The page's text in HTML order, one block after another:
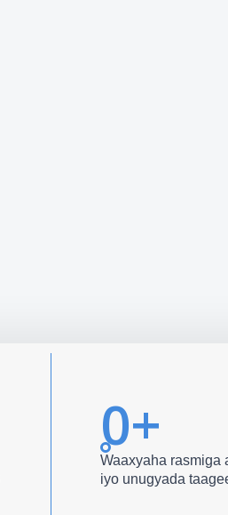
0+
Waaxyaha rasmiga
iyo unugyada